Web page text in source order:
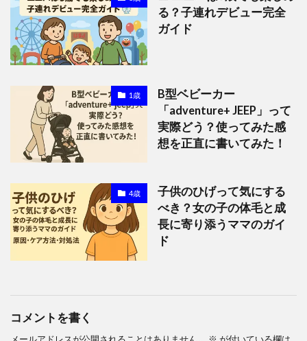
る？子連れデビュー完全
ガイド
1歳
B型ベビーカー
「adventure+ JEEP」って
実際どう？使ってみた感
想を正直に書いてみた！
4歳
子供のひげって気にする
べき？女の子の体毛と成
長に寄り添うママのガイ
ド
コメントを書く